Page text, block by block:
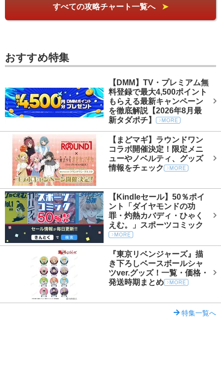
すべての攻略チャート一覧へ
おすすめ特集
【DMM】TV・プレミアム無
料登録で最大4,500ポイント
もらえる最新キャンペーン
を徹底解説【2026年8月最
新タダポチ】
【まどマギ】ラウンドワン
コラボ開催決定！限定メニ
ューやノベルティ、グッズ
情報をチェック
【Kindleセール】50％ポイ
ント「ダイヤモンドの功
罪・灼熱カバディ・ひゃく
えむ。」スポーツコミック
『東京リベンジャーズ』描
き下ろしベースボールシャ
ツver.グッズ！一覧・価格・
発送時期まとめ
特集一覧へ